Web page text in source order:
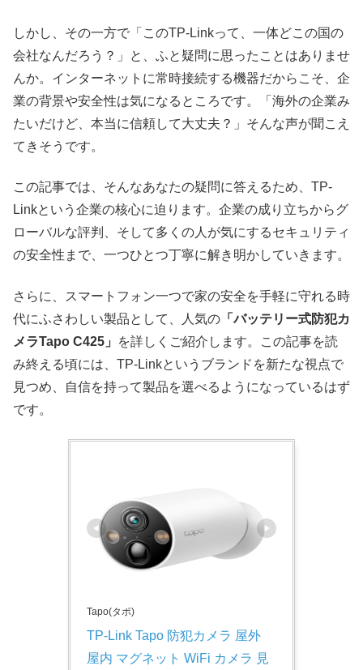
しかし、その一方で「このTP-Linkって、一体どこの国の
会社なんだろう？」と、ふと疑問に思ったことはありませ
んか。インターネットに常時接続する機器だからこそ、企
業の背景や安全性は気になるところです。「海外の企業み
たいだけど、本当に信頼して大丈夫？」そんな声が聞こえ
てきそうです。
この記事では、そんなあなたの疑問に答えるため、TP-
Linkという企業の核心に迫ります。企業の成り立ちからグ
ローバルな評判、そして多くの人が気にするセキュリティ
の安全性まで、一つひとつ丁寧に解き明かしていきます。
さらに、スマートフォン一つで家の安全を手軽に守れる時
代にふさわしい製品として、人気の 「バッテリー式防犯カ
メラTapo C425」
を詳しくご紹介します。この記事を読
み終える頃には、TP-Linkというブランドを新たな視点で
見つめ、自信を持って製品を選べるようになっているはず
です。
Tapo(タポ)
TP-Link Tapo 防犯カメラ 屋外
屋内 マグネット WiFi カメラ 見